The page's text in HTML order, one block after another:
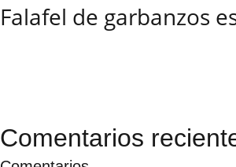
Falafel de garbanzos
Comentarios